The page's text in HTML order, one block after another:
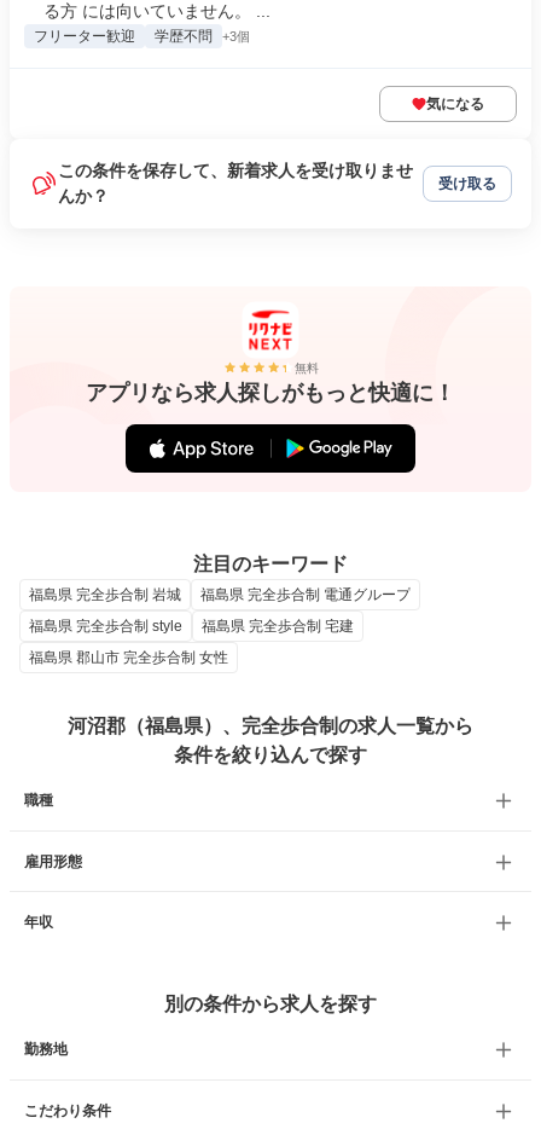
る方 には向いていません。 ...
フリーター歓迎 学歴不問 +3個
気になる
この条件を保存して、新着求人を受け取りませ
んか？
受け取る
無料
アプリなら求人探しがもっと快適に！
注目のキーワード
福島県 完全歩合制 岩城
福島県 完全歩合制 電通グループ
福島県 完全歩合制 style
福島県 完全歩合制 宅建
福島県 郡山市 完全歩合制 女性
河沼郡（福島県）、完全歩合制の求人一覧から
条件を絞り込んで探す
職種
雇用形態
年収
別の条件から求人を探す
勤務地
こだわり条件